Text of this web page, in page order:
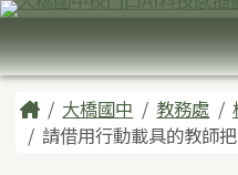
跳至主內容區
臺南市大橋國中
導覽列
主內容區域
Home大橋國中 教務處
請借用行動載具的教師
頁尾區域